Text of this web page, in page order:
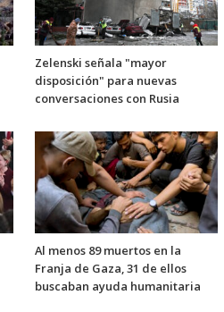
Zelenski señala "mayor
disposición" para nuevas
conversaciones con Rusia
Al menos 89 muertos en la
Franja de Gaza, 31 de ellos
buscaban ayuda humanitaria